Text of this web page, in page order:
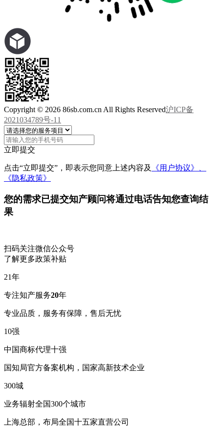
Copyright © 2026 86sb.com.cn All Rights Reserved沪ICP备
2021034789号-11
立即提交
点击“立即提交”，即表示您同意上述内容及
《用户协议》、
《隐私政策》
您的需求已提交知产顾问将通过电话告知您查询结
果
扫码关注微信公众号
了解更多政策补贴
21年
专注知产服务20年
专业品质，服务有保障，售后无忧
10强
中国商标代理十强
国知局官方备案机构，国家高新技术企业
300城
业务辐射全国300个城市
上海总部，布局全国十五家直营公司